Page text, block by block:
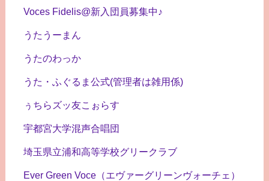
Voces Fidelis@新入団員募集中♪
うたうーまん
うたのわっか
うた・ふぐるま公式(管理者は雑用係)
ぅちらズッ友こぉらす
宇都宮大学混声合唱団
埼玉県立浦和高等学校グリークラブ
Ever Green Voce（エヴァーグリーンヴォーチェ）